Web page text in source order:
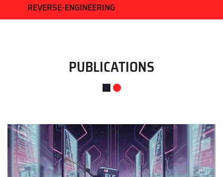
REVERSE-ENGINEERING
PUBLICATIONS